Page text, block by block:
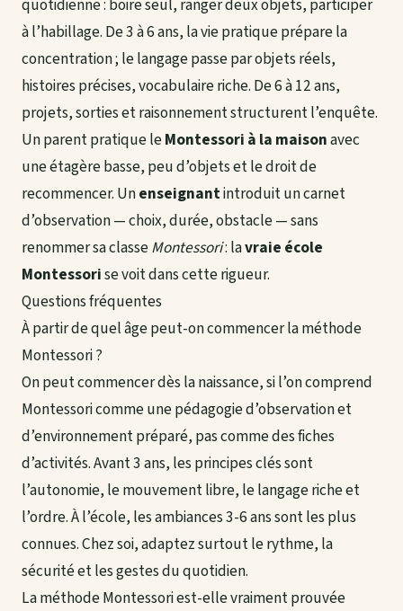
quotidienne : boire seul, ranger deux objets, participer
à l’habillage. De 3 à 6 ans, la vie pratique prépare la
concentration ; le langage passe par objets réels,
histoires précises, vocabulaire riche. De 6 à 12 ans,
projets, sorties et raisonnement structurent l’enquête.
Un parent pratique leMontessori à la maisonavec
une étagère basse, peu d’objets et le droit de
recommencer. Unenseignantintroduit un carnet
d’observation — choix, durée, obstacle — sans
renommer sa classeMontessori: lavraie école
Montessorise voit dans cette rigueur.
Questions fréquentes
À partir de quel âge peut-on commencer la méthode
Montessori ?
On peut commencer dès la naissance, si l’on comprend
Montessori comme une pédagogie d’observation et
d’environnement préparé, pas comme des fiches
d’activités. Avant 3 ans, les principes clés sont
l’autonomie, le mouvement libre, le langage riche et
l’ordre. À l’école, les ambiances 3-6 ans sont les plus
connues. Chez soi, adaptez surtout le rythme, la
sécurité et les gestes du quotidien.
La méthode Montessori est-elle vraiment prouvée